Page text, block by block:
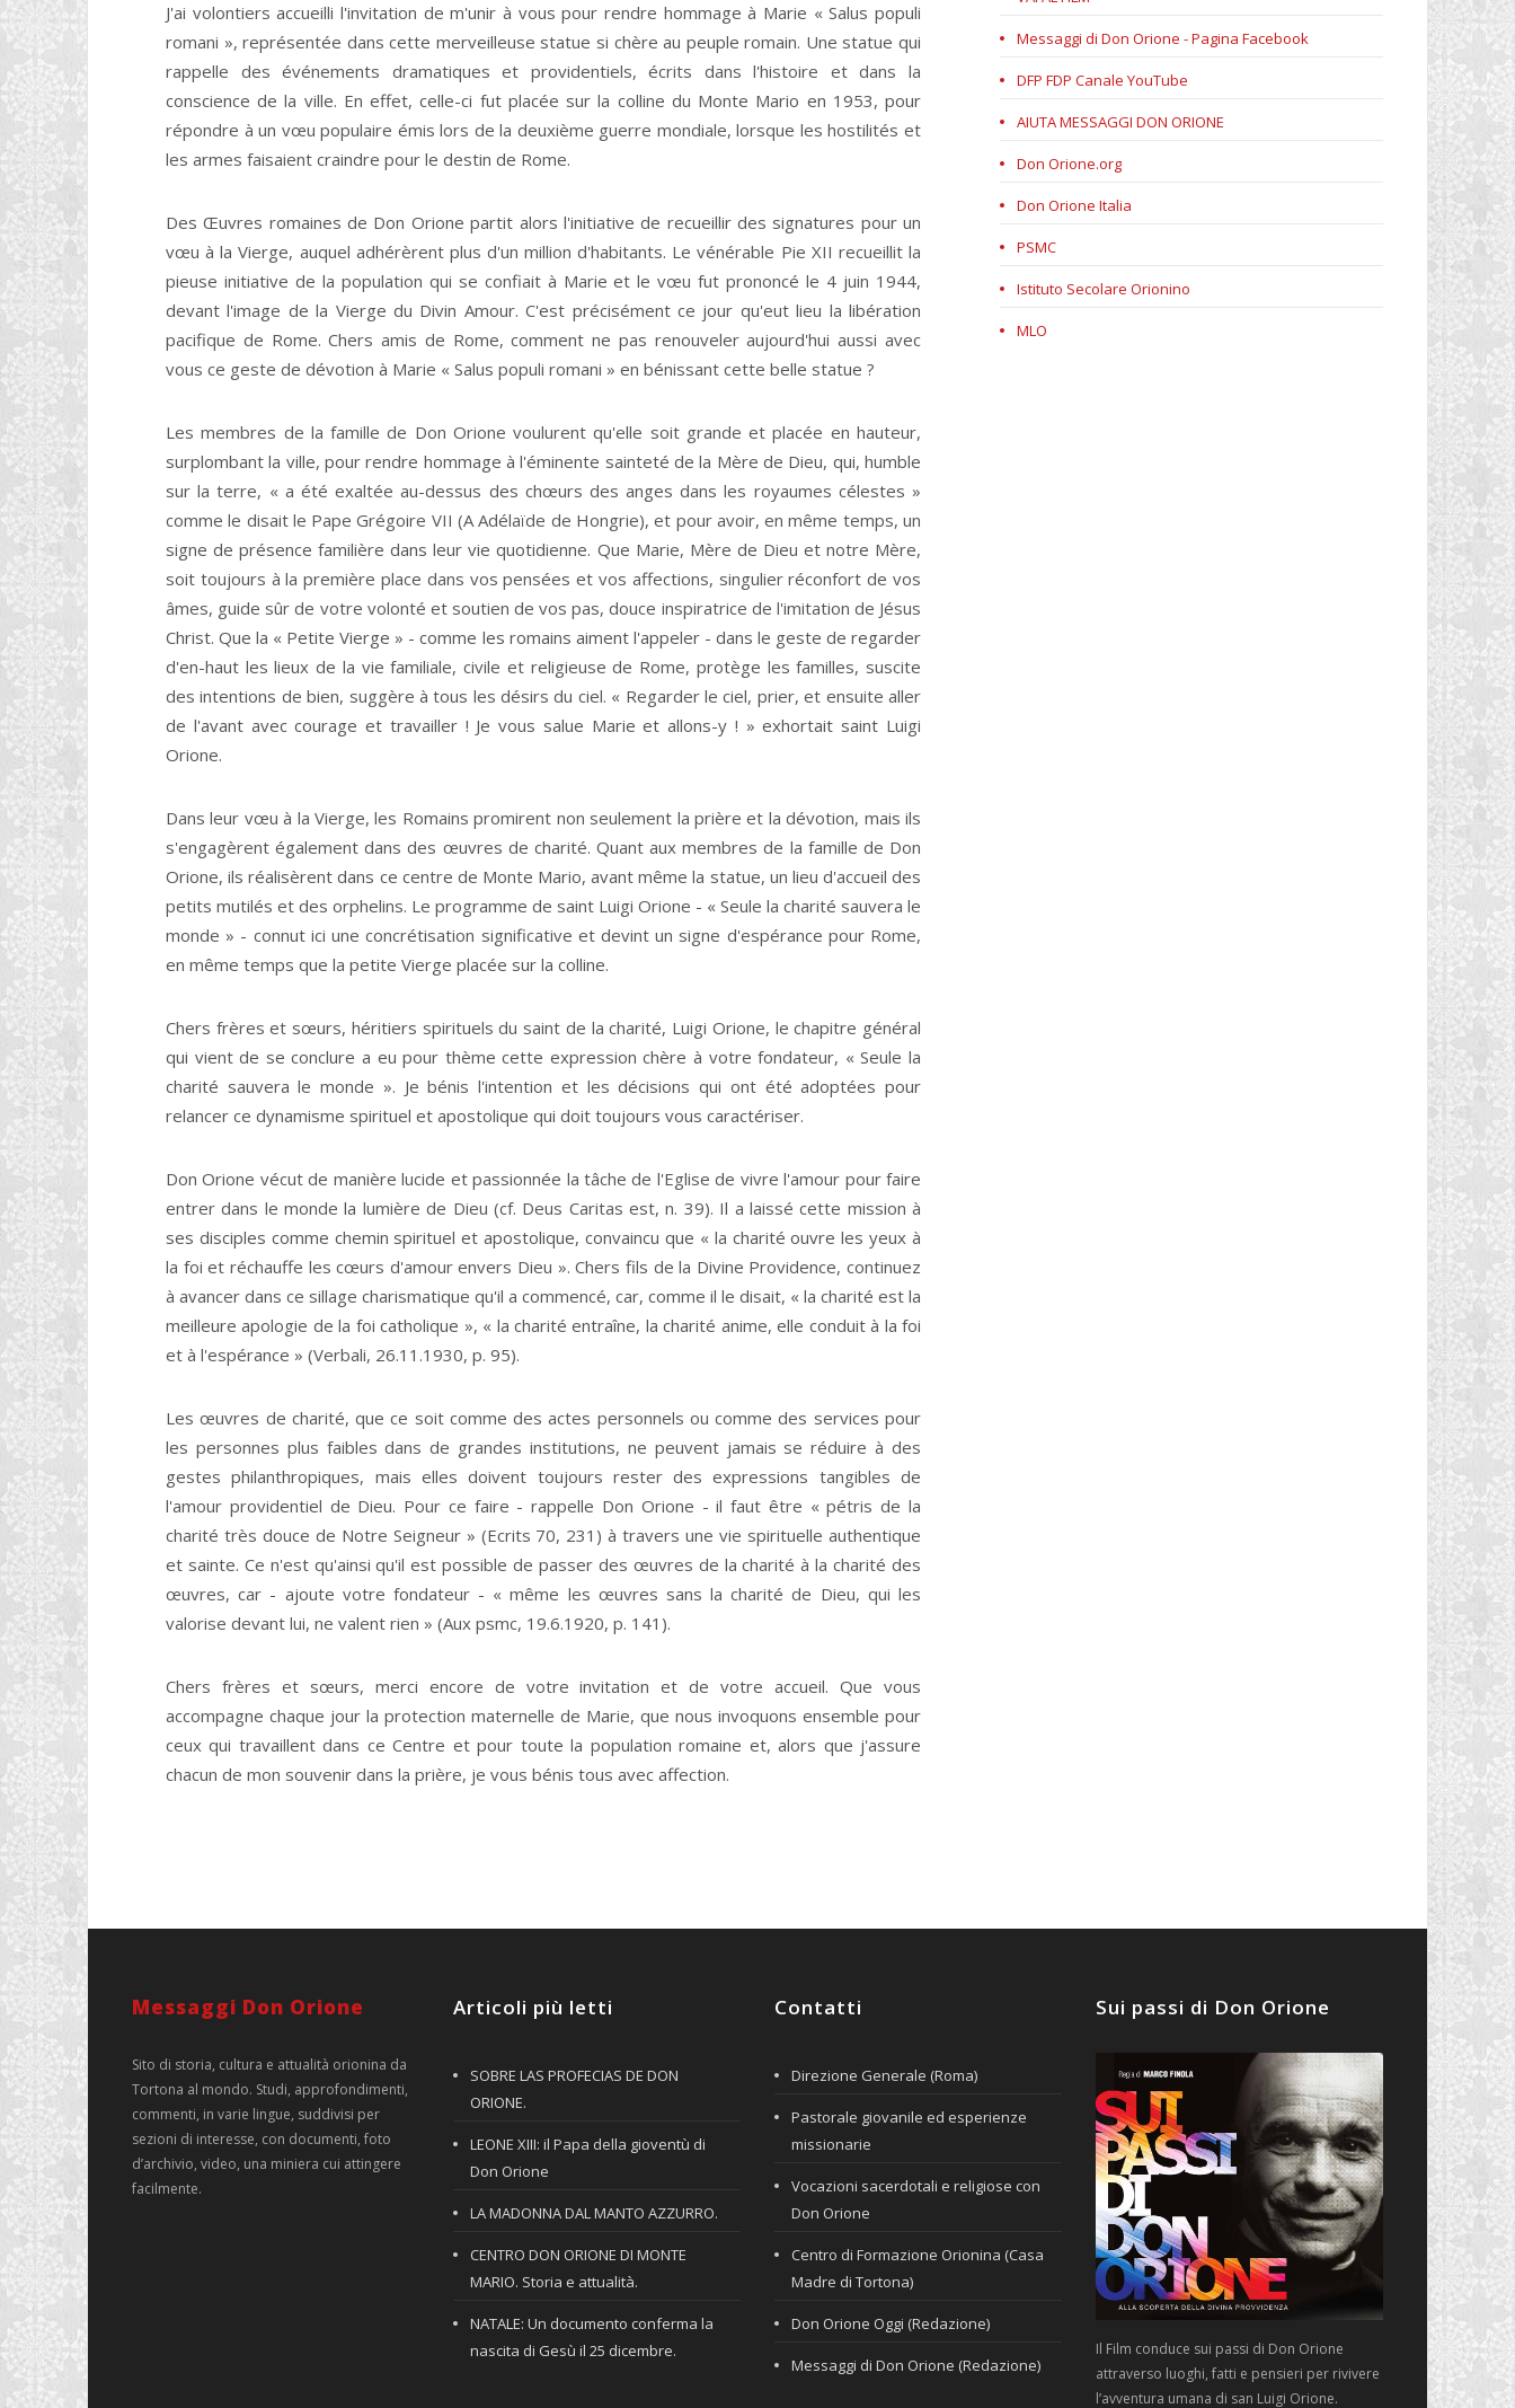
J'ai volontiers accueilli l'invitation de m'unir à vous pour rendre hommage à Marie « Salus populi
romani », représentée dans cette merveilleuse statue si chère au peuple romain. Une statue qui
rappelle des événements dramatiques et providentiels, écrits dans l'histoire et dans la
conscience de la ville. En effet, celle-ci fut placée sur la colline du Monte Mario en 1953, pour
répondre à un vœu populaire émis lors de la deuxième guerre mondiale, lorsque les hostilités et
les armes faisaient craindre pour le destin de Rome.
Des Œuvres romaines de Don Orione partit alors l'initiative de recueillir des signatures pour un
vœu à la Vierge, auquel adhérèrent plus d'un million d'habitants. Le vénérable Pie XII recueillit la
pieuse initiative de la population qui se confiait à Marie et le vœu fut prononcé le 4 juin 1944,
devant l'image de la Vierge du Divin Amour. C'est précisément ce jour qu'eut lieu la libération
pacifique de Rome. Chers amis de Rome, comment ne pas renouveler aujourd'hui aussi avec
vous ce geste de dévotion à Marie « Salus populi romani » en bénissant cette belle statue ?
Les membres de la famille de Don Orione voulurent qu'elle soit grande et placée en hauteur,
surplombant la ville, pour rendre hommage à l'éminente sainteté de la Mère de Dieu, qui, humble
sur la terre, « a été exaltée au-dessus des chœurs des anges dans les royaumes célestes »
comme le disait le Pape Grégoire VII (A Adélaïde de Hongrie), et pour avoir, en même temps, un
signe de présence familière dans leur vie quotidienne. Que Marie, Mère de Dieu et notre Mère,
soit toujours à la première place dans vos pensées et vos affections, singulier réconfort de vos
âmes, guide sûr de votre volonté et soutien de vos pas, douce inspiratrice de l'imitation de Jésus
Christ. Que la « Petite Vierge » - comme les romains aiment l'appeler - dans le geste de regarder
d'en-haut les lieux de la vie familiale, civile et religieuse de Rome, protège les familles, suscite
des intentions de bien, suggère à tous les désirs du ciel. « Regarder le ciel, prier, et ensuite aller
de l'avant avec courage et travailler ! Je vous salue Marie et allons-y ! » exhortait saint Luigi
Orione.
Dans leur vœu à la Vierge, les Romains promirent non seulement la prière et la dévotion, mais ils
s'engagèrent également dans des œuvres de charité. Quant aux membres de la famille de Don
Orione, ils réalisèrent dans ce centre de Monte Mario, avant même la statue, un lieu d'accueil des
petits mutilés et des orphelins. Le programme de saint Luigi Orione - « Seule la charité sauvera le
monde » - connut ici une concrétisation significative et devint un signe d'espérance pour Rome,
en même temps que la petite Vierge placée sur la colline.
Chers frères et sœurs, héritiers spirituels du saint de la charité, Luigi Orione, le chapitre général
qui vient de se conclure a eu pour thème cette expression chère à votre fondateur, « Seule la
charité sauvera le monde ». Je bénis l'intention et les décisions qui ont été adoptées pour
relancer ce dynamisme spirituel et apostolique qui doit toujours vous caractériser.
Don Orione vécut de manière lucide et passionnée la tâche de l'Eglise de vivre l'amour pour faire
entrer dans le monde la lumière de Dieu (cf. Deus Caritas est, n. 39). Il a laissé cette mission à
ses disciples comme chemin spirituel et apostolique, convaincu que « la charité ouvre les yeux à
la foi et réchauffe les cœurs d'amour envers Dieu ». Chers fils de la Divine Providence, continuez
à avancer dans ce sillage charismatique qu'il a commencé, car, comme il le disait, « la charité est la
meilleure apologie de la foi catholique », « la charité entraîne, la charité anime, elle conduit à la foi
et à l'espérance » (Verbali, 26.11.1930, p. 95).
Les œuvres de charité, que ce soit comme des actes personnels ou comme des services pour
les personnes plus faibles dans de grandes institutions, ne peuvent jamais se réduire à des
gestes philanthropiques, mais elles doivent toujours rester des expressions tangibles de
l'amour providentiel de Dieu. Pour ce faire - rappelle Don Orione - il faut être « pétris de la
charité très douce de Notre Seigneur » (Ecrits 70, 231) à travers une vie spirituelle authentique
et sainte. Ce n'est qu'ainsi qu'il est possible de passer des œuvres de la charité à la charité des
œuvres, car - ajoute votre fondateur - « même les œuvres sans la charité de Dieu, qui les
valorise devant lui, ne valent rien » (Aux psmc, 19.6.1920, p. 141).
Chers frères et sœurs, merci encore de votre invitation et de votre accueil. Que vous
accompagne chaque jour la protection maternelle de Marie, que nous invoquons ensemble pour
ceux qui travaillent dans ce Centre et pour toute la population romaine et, alors que j'assure
chacun de mon souvenir dans la prière, je vous bénis tous avec affection.
Messaggi di Don Orione - Pagina Facebook
DFP FDP Canale YouTube
AIUTA MESSAGGI DON ORIONE
Don Orione.org
Don Orione Italia
PSMC
Istituto Secolare Orionino
MLO
Messaggi Don Orione
Sito di storia, cultura e attualità orionina da
Tortona al mondo. Studi, approfondimenti,
commenti, in varie lingue, suddivisi per
sezioni di interesse, con documenti, foto
d’archivio, video, una miniera cui attingere
facilmente.
Articoli più letti
SOBRE LAS PROFECIAS DE DON
ORIONE.
LEONE XIII: il Papa della gioventù di
Don Orione
LA MADONNA DAL MANTO AZZURRO.
CENTRO DON ORIONE DI MONTE
MARIO. Storia e attualità.
NATALE: Un documento conferma la
nascita di Gesù il 25 dicembre.
Contatti
Direzione Generale (Roma)
Pastorale giovanile ed esperienze
missionarie
Vocazioni sacerdotali e religiose con
Don Orione
Centro di Formazione Orionina (Casa
Madre di Tortona)
Don Orione Oggi (Redazione)
Messaggi di Don Orione (Redazione)
Sui passi di Don Orione
Il Film conduce sui passi di Don Orione
attraverso luoghi, fatti e pensieri per rivivere
l’avventura umana di san Luigi Orione.